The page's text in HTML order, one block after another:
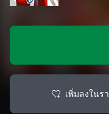
เพิ่มลงในร